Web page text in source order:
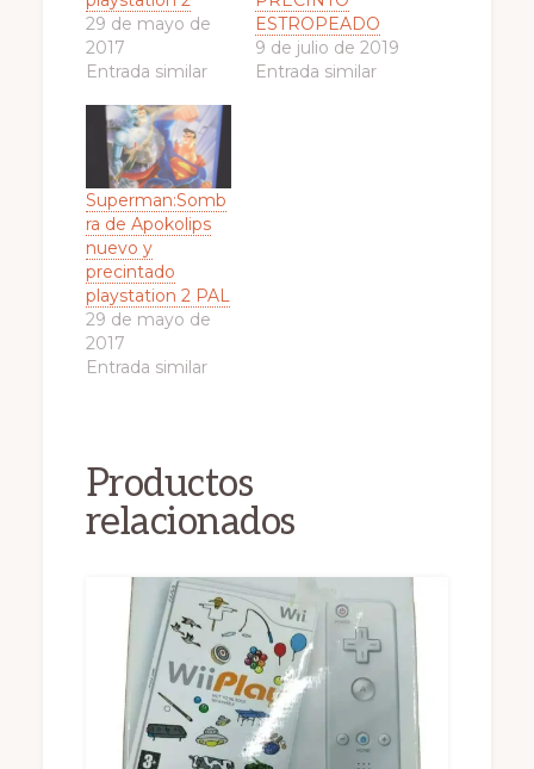
29 de mayo de
2017
Entrada similar
ESTROPEADO
9 de julio de 2019
Entrada similar
Superman:Somb
ra de Apokolips
nuevo y
precintado
playstation 2 PAL
29 de mayo de
2017
Entrada similar
Productos
relacionados